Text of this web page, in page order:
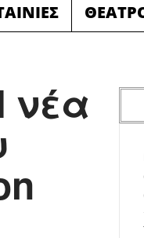
νέα